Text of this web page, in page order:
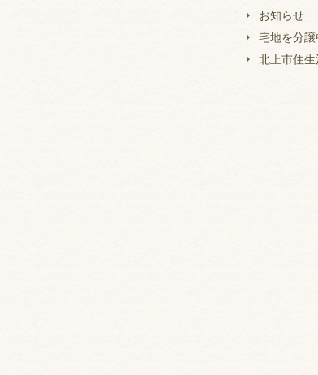
お知らせ
宅地を分譲
北上市住